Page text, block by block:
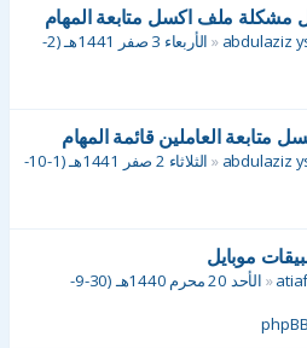
ملف اكسل متابعة المهام
abdulaziz
«
الأربعاء 3 صفر 1441هـ (2-
العاملين قائمة المهام
abdulaziz
«
الثلاثاء 2 صفر 1441هـ (1-10-
موبايل
«
الأحد 20 محرم 1440هـ (30-9-